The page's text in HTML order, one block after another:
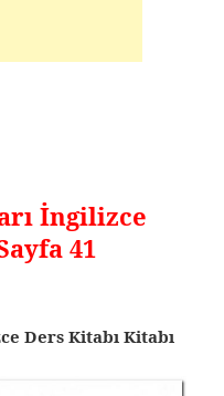
İngilizce
41
Ders Kitabı Kitabı